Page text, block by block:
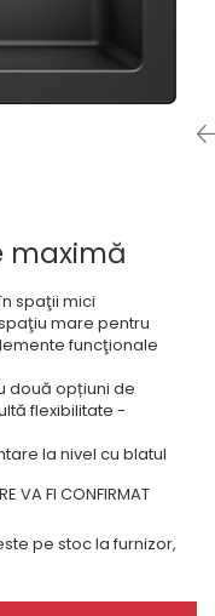
maximă
spaţii mici
mare pentru
funcţionale
două opțiuni de
flexibilitate -
la nivel cu blatul
VA FI CONFIRMAT
pe stoc la furnizor,